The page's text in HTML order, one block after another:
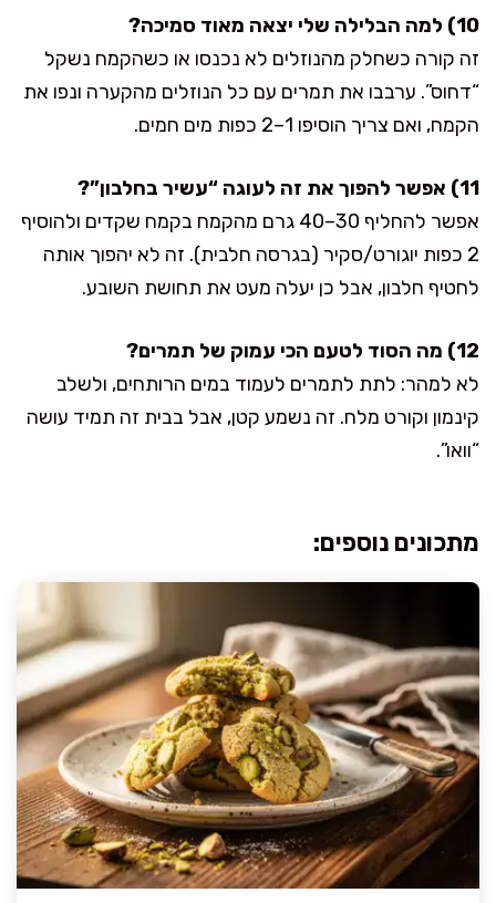
10) למה הבלילה שלי יצאה מאוד סמיכה?
זה קורה כשחלק מהנוזלים לא נכנסו או כשהקמח נשקל
“דחוס”. ערבבו את תמרים עם כל הנוזלים מהקערה ונפו את
הקמח, ואם צריך הוסיפו 1–2 כפות מים חמים.
11) אפשר להפוך את זה לעוגה “עשיר בחלבון”?
אפשר להחליף 30–40 גרם מהקמח בקמח שקדים ולהוסיף
2 כפות יוגורט/סקיר (בגרסה חלבית). זה לא יהפוך אותה
לחטיף חלבון, אבל כן יעלה מעט את תחושת השובע.
12) מה הסוד לטעם הכי עמוק של תמרים?
לא למהר: לתת לתמרים לעמוד במים הרותחים, ולשלב
קינמון וקורט מלח. זה נשמע קטן, אבל בבית זה תמיד עושה
“וואו”.
מתכונים נוספים: